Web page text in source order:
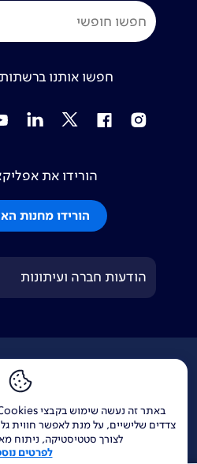
צדדים שלישיים, על מנת לאפשר חווית
לצורך סטטיסטיקה, ניתוח
לפרטים
חפשו אותנו
Instagram
Facebook
Twitter
Linkedin
הורידו את
הורידו מחנות
הודעות חברה ועיתונות
צור קשר
מוקדי
בזק בינלאומיפלאפון
yesאחריות